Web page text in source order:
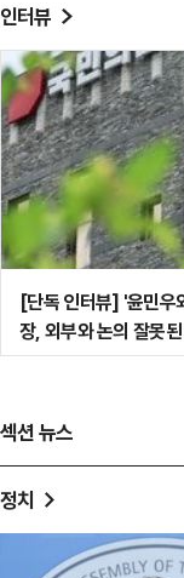
인터뷰
[단독 인터뷰] '윤민우
장, 외부와 논의 잘못
"9월 놓치면 또
섹션 뉴스
정치